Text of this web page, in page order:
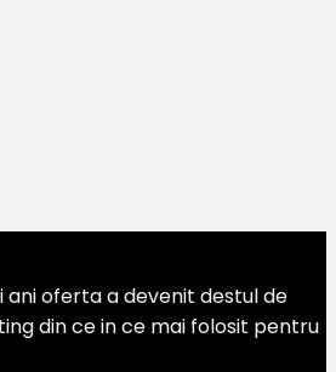
oferta a devenit destul de
din ce in ce mai folosit pentru